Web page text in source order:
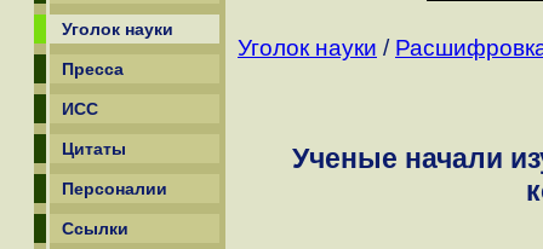
Уголок науки
Пресса
ИСС
Цитаты
Персоналии
Ссылки
Уголок науки /
Ученые начали